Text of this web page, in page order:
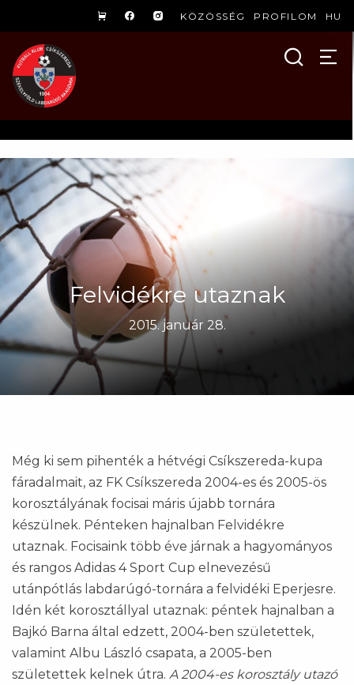
KÖZÖSSÉG PROFILOM HU
Felvidékre utaznak
2015. január 28.
Még ki sem pihenték a hétvégi Csíkszereda-kupa
fáradalmait, az FK Csíkszereda 2004-es és 2005-ös
korosztályának focisai máris újabb tornára
készülnek. Pénteken hajnalban Felvidékre
utaznak. Focisaink több éve járnak a hagyományos
és rangos Adidas 4 Sport Cup elnevezésű
utánpótlás labdarúgó-tornára a felvidéki Eperjesre.
Idén két korosztállyal utaznak: péntek hajnalban a
Bajkó Barna által edzett, 2004-ben születettek,
valamint Albu László csapata, a 2005-ben
születettek kelnek útra. A 2004-es korosztály utazó